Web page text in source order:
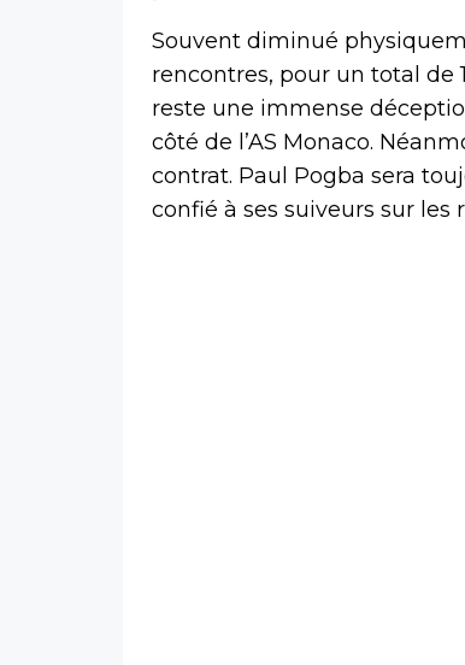
Souvent diminué
rencontres, pour un total de
reste une immense
côté de l’AS Monaco.
contrat. Paul Pogba sera
confié à ses suiveurs sur les